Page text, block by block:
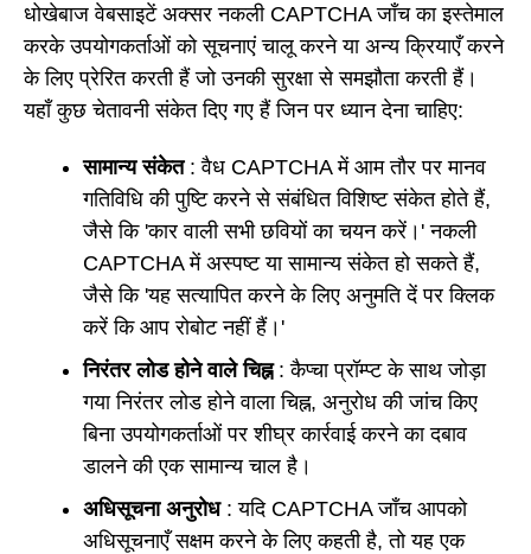
धोखेबाज वेबसाइटें अक्सर नकली CAPTCHA जाँच का इस्तेमाल
करके उपयोगकर्ताओं को सूचनाएं चालू करने या अन्य क्रियाएँ करने
के लिए प्रेरित करती हैं जो उनकी सुरक्षा से समझौता करती हैं।
यहाँ कुछ चेतावनी संकेत दिए गए हैं जिन पर ध्यान देना चाहिए:
सामान्य संकेत: वैध CAPTCHA में आम तौर पर मानव
गतिविधि की पुष्टि करने से संबंधित विशिष्ट संकेत होते हैं,
जैसे कि 'कार वाली सभी छवियों का चयन करें।' नकली
CAPTCHA में अस्पष्ट या सामान्य संकेत हो सकते हैं,
जैसे कि 'यह सत्यापित करने के लिए अनुमति दें पर क्लिक
करें कि आप रोबोट नहीं हैं।'
निरंतर लोड होने वाले चिह्न: कैप्चा प्रॉम्प्ट के साथ जोड़ा
गया निरंतर लोड होने वाला चिह्न, अनुरोध की जांच किए
बिना उपयोगकर्ताओं पर शीघ्र कार्रवाई करने का दबाव
डालने की एक सामान्य चाल है।
अधिसूचना अनुरोध: यदि CAPTCHA जाँच आपको
अधिसूचनाएँ सक्षम करने के लिए कहती है, तो यह एक